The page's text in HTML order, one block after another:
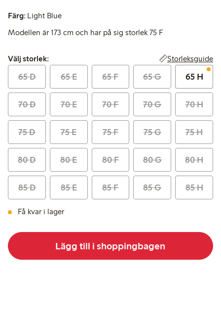
Färg: Light Blue
Modellen är 173 cm och har på sig storlek 75 F
Välj storlek:
Välj storlek: Storleksguide
65 D 65 E 65 F 65 G 65 H
70 D 70 E 70 F 70 G 70 H
75 D 75 E 75 F 75 G 75 H
80 D 80 E 80 F 80 G 80 H
85 D 85 E 85 F 85 G 85 H
Få kvar i lager
Lägg till i shoppingbagen